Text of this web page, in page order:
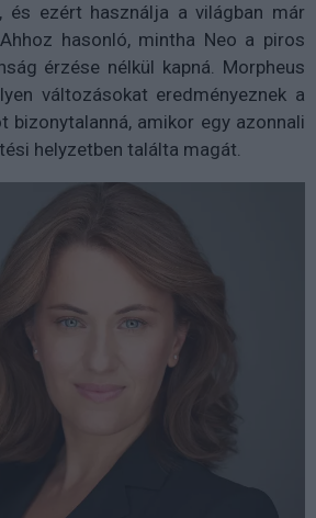
és ezért használja a világban már
hasonló, mintha Neo a piros
érzése nélkül kapná. Morpheus
változásokat eredményeznek a
bizonytalanná, amikor egy azonnali
helyzetben találta magát.